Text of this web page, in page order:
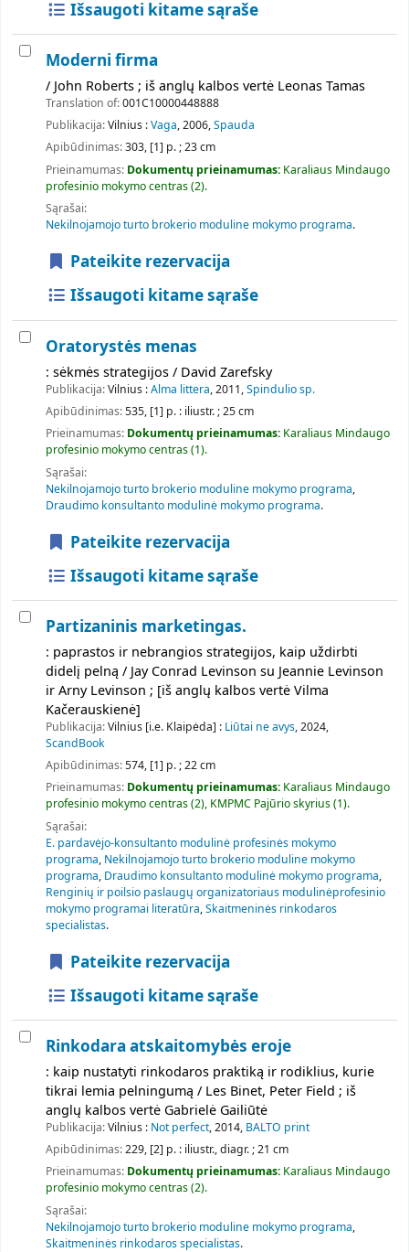
Išsaugoti kitame sąraše
Moderni firma
/ John Roberts ; iš anglų kalbos vertė Leonas Tamas
Translation of:001C10000448888
Publikacija:Vilnius :Vaga, 2006,Spauda
Apibūdinimas:303, [1] p. ; 23 cm
Prieinamumas: Dokumentų prieinamumas: Karaliaus Mindaugo
profesinio mokymo centras(2).
Sąrašai:
Nekilnojamojo turto brokerio moduline mokymo programa.
Pateikite rezervacija
Išsaugoti kitame sąraše
Oratorystės menas
: sėkmės strategijos / David Zarefsky
Publikacija:Vilnius :Alma littera, 2011,Spindulio sp.
Apibūdinimas:535, [1] p. : iliustr. ; 25 cm
Prieinamumas: Dokumentų prieinamumas: Karaliaus Mindaugo
profesinio mokymo centras(1).
Sąrašai:
Nekilnojamojo turto brokerio moduline mokymo programa,
Draudimo konsultanto modulinė mokymo programa.
Pateikite rezervacija
Išsaugoti kitame sąraše
Partizaninis marketingas.
: paprastos ir nebrangios strategijos, kaip uždirbti
didelį pelną / Jay Conrad Levinson su Jeannie Levinson
ir Arny Levinson ; [iš anglų kalbos vertė Vilma
Kačerauskienė]
Publikacija:Vilnius [i.e. Klaipėda] : Liūtai ne avys, 2024,
ScandBook
Apibūdinimas:574, [1] p. ; 22 cm
Prieinamumas: Dokumentų prieinamumas: Karaliaus Mindaugo
profesinio mokymo centras(2), KMPMC Pajūrio skyrius(1).
Sąrašai:
E. pardavėjo-konsultanto modulinė profesinės mokymo
programa, Nekilnojamojo turto brokerio moduline mokymo
programa, Draudimo konsultanto modulinė mokymo programa,
Renginių ir poilsio paslaugų organizatoriaus modulinėprofesinio
mokymo programai literatūra,Skaitmeninės rinkodaros
specialistas.
Pateikite rezervacija
Išsaugoti kitame sąraše
Rinkodara atskaitomybės eroje
: kaip nustatyti rinkodaros praktiką ir rodiklius, kurie
tikrai lemia pelningumą / Les Binet, Peter Field ; iš
anglų kalbos vertė Gabrielė Gailiūtė
Publikacija:Vilnius : Not perfect, 2014, BALTO print
Apibūdinimas:229, [2] p. : iliustr., diagr. ; 21 cm
Prieinamumas: Dokumentų prieinamumas: Karaliaus Mindaugo
profesinio mokymo centras(2).
Sąrašai:
Nekilnojamojo turto brokerio moduline mokymo programa,
Skaitmeninės rinkodaros specialistas.